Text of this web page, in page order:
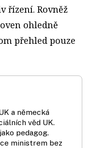
řízení. Rovněž
ohledně
přehled pouze
a německá
věd UK.
pedagog.
ministrem bez